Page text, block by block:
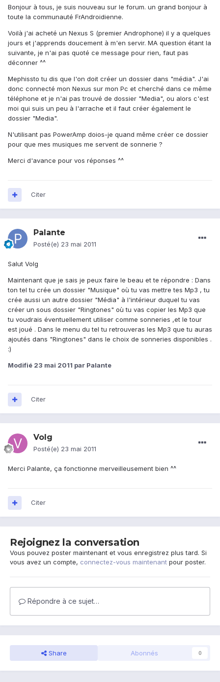
Bonjour à tous, je suis nouveau sur le forum. un grand bonjour à
toute la communauté FrAndroidienne.
Voilà j'ai acheté un Nexus S (premier Androphone) il y a quelques
jours et j'apprends doucement à m'en servir. MA question étant la
suivante, je n'ai pas quoté ce message pour rien, faut pas
déconner ^^
Mephissto tu dis que l'on doit créer un dossier dans "média". J'ai
donc connecté mon Nexus sur mon Pc et cherché dans ce même
téléphone et je n'ai pas trouvé de dossier "Media", ou alors c'est
moi qui suis un peu à l'arrache et il faut créer également le
dossier "Media".
N'utilisant pas PowerAmp doios-je quand même créer ce dossier
pour que mes musiques me servent de sonnerie ?
Merci d'avance pour vos réponses ^^
Citer
Palante
Posté(e) 23 mai 2011
Salut Volg
Maintenant que je sais je peux faire le beau et te répondre : Dans
ton tel tu crée un dossier "Musique" où tu vas mettre tes Mp3 , tu
crée aussi un autre dossier "Média" à l'intérieur duquel tu vas
créer un sous dossier "Ringtones" où tu vas copier les Mp3 que
tu voudrais éventuellement utiliser comme sonneries ,et le tour
est joué . Dans le menu du tel tu retrouveras les Mp3 que tu auras
ajoutés dans "Ringtones" dans le choix de sonneries disponibles .
:)
Modifié 23 mai 2011 par Palante
Citer
Volg
Posté(e) 23 mai 2011
Merci Palante, ça fonctionne merveilleusement bien ^^
Citer
Rejoignez la conversation
Vous pouvez poster maintenant et vous enregistrez plus tard. Si
vous avez un compte, connectez-vous maintenant pour poster.
Répondre à ce sujet…
Share Abonnés 0